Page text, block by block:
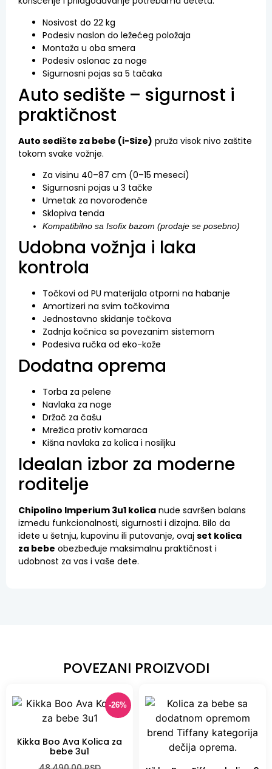
Nosivost do 22 kg
Podesiv naslon do ležećeg položaja
Montaža u oba smera
Podesiv oslonac za noge
Sigurnosni pojas sa 5 tačaka
Auto sedište – sigurnost i
praktičnost
Auto sedište za bebe (i-Size) pruža visok nivo zaštite
tokom svake vožnje.
Za visinu 40–87 cm (0–15 meseci)
Sigurnosni pojas u 3 tačke
Umetak za novorođenče
Sklopiva tenda
Kompatibilno sa Isofix bazom (prodaje se posebno)
Udobna vožnja i laka
kontrola
Točkovi od PU materijala otporni na habanje
Amortizeri na svim točkovima
Jednostavno skidanje točkova
Zadnja kočnica sa povezanim sistemom
Podesiva ručka od eko-kože
Dodatna oprema
Torba za pelene
Navlaka za noge
Držač za čašu
Mrežica protiv komaraca
Kišna navlaka za kolica i nosiljku
Idealan izbor za moderne
roditelje
Chipolino Imperium 3u1 kolica nude savršen balans
između funkcionalnosti, sigurnosti i dizajna. Bilo da
idete u šetnju, kupovinu ili putovanje, ovaj set kolica
za bebe obezbeđuje maksimalnu praktičnost i
udobnost za vas i vaše dete.
POVEZANI PROIZVODI
-26%
Kikka Boo Ava Kolica za
bebe 3u1